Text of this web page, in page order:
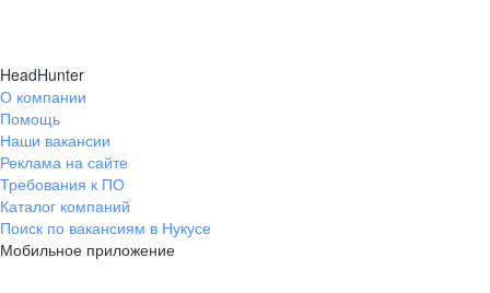
HeadHunter
О компании
Помощь
Наши вакансии
Реклама на сайте
Требования к ПО
Каталог компаний
Поиск по вакансиям в Нукусе
Мобильное приложение